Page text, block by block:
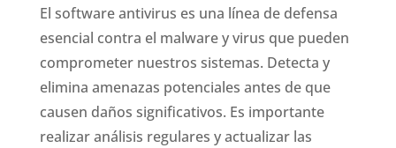
El software antivirus es una línea de defensa
esencial contra el malware y virus que pueden
comprometer nuestros sistemas. Detecta y
elimina amenazas potenciales antes de que
causen daños significativos. Es importante
realizar análisis regulares y actualizar las